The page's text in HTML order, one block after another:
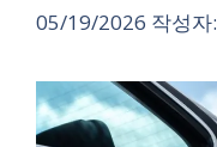
05/19/2026 작성자: